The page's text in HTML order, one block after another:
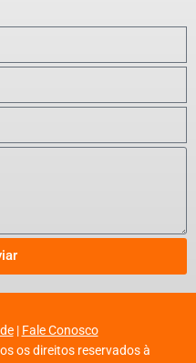
| Fale Conosco
os direitos reservados à